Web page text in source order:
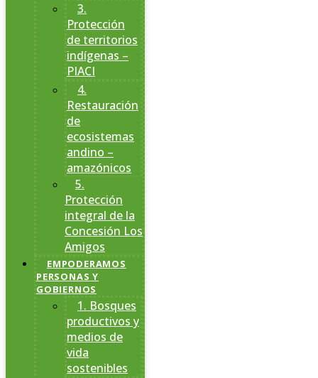
3.
Protección
de territorios
indígenas –
PIACI
4.
Restauración
de
ecosistemas
andino –
amazónicos
5.
Protección
integral de la
Concesión Los
Amigos
EMPODERAMOS
PERSONAS Y
GOBIERNOS
1. Bosques
productivos y
medios de
vida
sostenibles